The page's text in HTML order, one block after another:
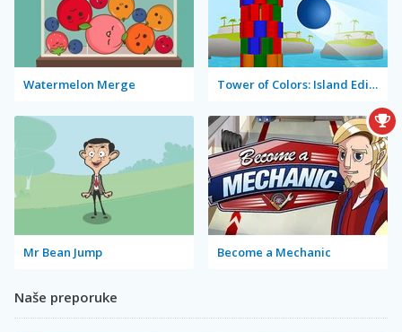
Watermelon Merge Tower of Colors: Island Edition
Mr Bean Jump Become a Mechanic
Naše preporuke